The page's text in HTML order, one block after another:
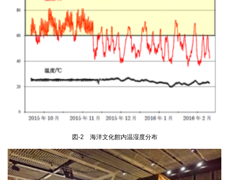
図-2 海洋文化館内温湿度分布